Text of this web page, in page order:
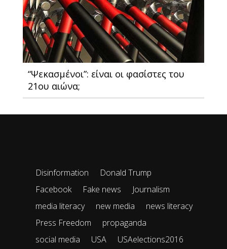
“Ψεκασμένοι”: είναι οι φασίστες του
21ου αιώνα;
Disinformation
Donald Trump
Facebook
Fake news
Journalism
media literacy
new media
news literacy
Press Freedom
propaganda
social media
USA
USAelections2016